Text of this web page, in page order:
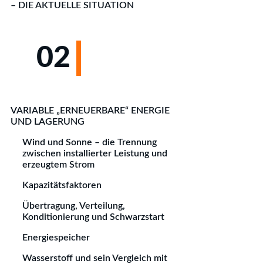
– DIE AKTUELLE SITUATION
02
VARIABLE „ERNEUERBARE“ ENERGIE
UND LAGERUNG
Wind und Sonne – die Trennung
zwischen installierter Leistung und
erzeugtem Strom
Kapazitätsfaktoren
Übertragung, Verteilung,
Konditionierung und Schwarzstart
Energiespeicher
Wasserstoff und sein Vergleich mit